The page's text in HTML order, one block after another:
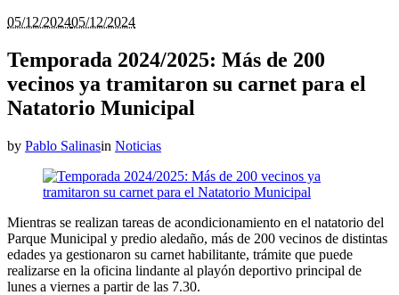
05/12/202405/12/2024
Temporada 2024/2025: Más de 200
vecinos ya tramitaron su carnet para el
Natatorio Municipal
by Pablo Salinasin Noticias
Mientras se realizan tareas de acondicionamiento en el natatorio del
Parque Municipal y predio aledaño, más de 200 vecinos de distintas
edades ya gestionaron su carnet habilitante, trámite que puede
realizarse en la oficina lindante al playón deportivo principal de
lunes a viernes a partir de las 7.30.